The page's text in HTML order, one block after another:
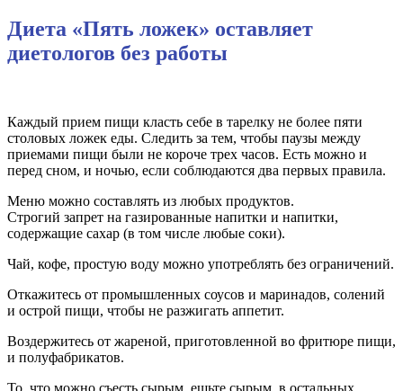
Диета «Пять ложек» оставляет
диетологов без работы
Каждый прием пищи класть себе в тарелку не более пяти
столовых ложек еды. Следить за тем, чтобы паузы между
приемами пищи были не короче трех часов. Есть можно и
перед сном, и ночью, если соблюдаются два первых правила.
Меню можно составлять из любых продуктов.
Строгий запрет на газированные напитки и напитки,
содержащие сахар (в том числе любые соки).
Чай, кофе, простую воду можно употреблять без ограничений.
Откажитесь от промышленных соусов и маринадов, солений
и острой пищи, чтобы не разжигать аппетит.
Воздержитесь от жареной, приготовленной во фритюре пищи,
и полуфабрикатов.
То, что можно съесть сырым, ешьте сырым, в остальных